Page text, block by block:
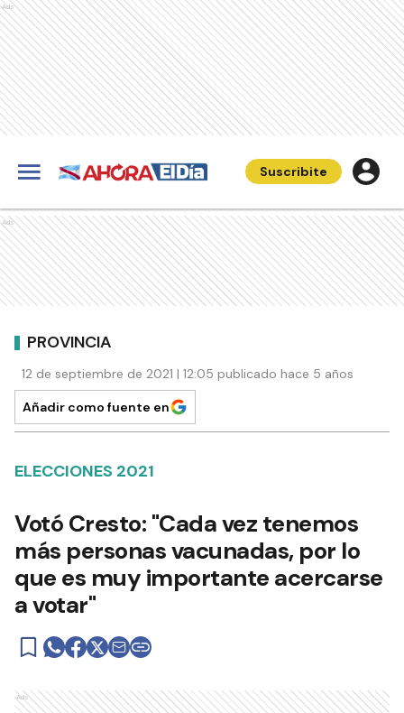
Ads
Suscribite
Ads
PROVINCIA
12 de septiembre de 2021 | 12:05 publicado hace 5 años
Añadir como fuente en
ELECCIONES 2021
Votó Cresto: "Cada vez tenemos
más personas vacunadas, por lo
que es muy importante acercarse
a votar"
Ads